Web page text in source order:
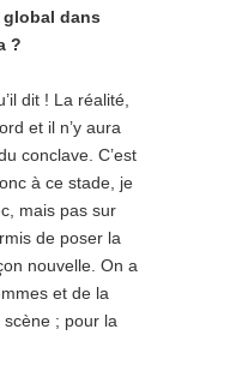
dans
?
dit ! La réalité,
et il n’y aura
conclave. C’est
à ce stade, je
mais pas sur
de poser la
nouvelle. On a
et de la
; pour la